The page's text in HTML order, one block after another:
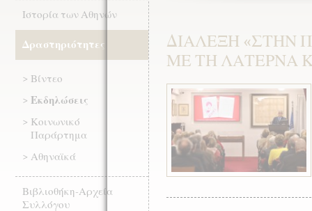
Ιστορία των Αθηνών
Δραστηριότητες
Βίντεο
Εκδηλώσεις
Κοινωνικό
Παράρτημα
Αθηναϊκά
Βιβλιοθήκη-Αρχεία
Συλλόγου
ΔΙΑΛΕΞΗ «ΣΤΗΝ
ΜΕ ΤΗ ΛΑΤΕΡΝΑ